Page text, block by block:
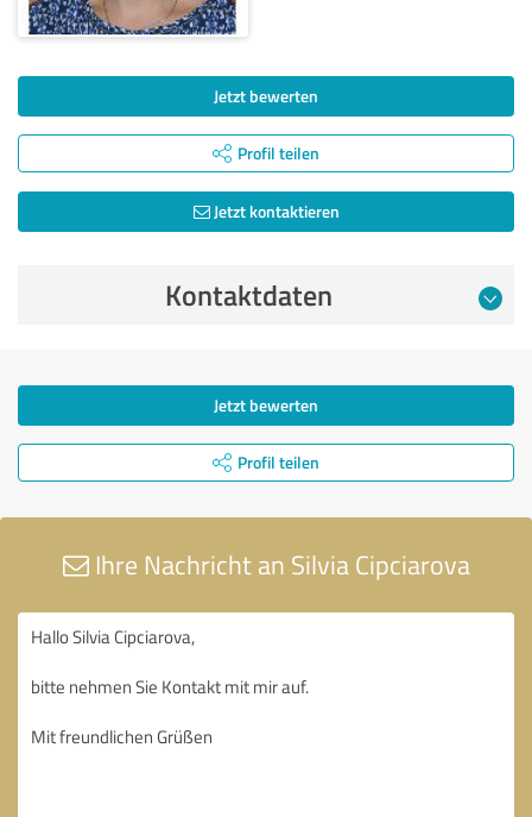
Jetzt bewerten
Profil teilen
Jetzt kontaktieren
Kontaktdaten
Jetzt bewerten
Profil teilen
Ihre Nachricht an Silvia Cipciarova